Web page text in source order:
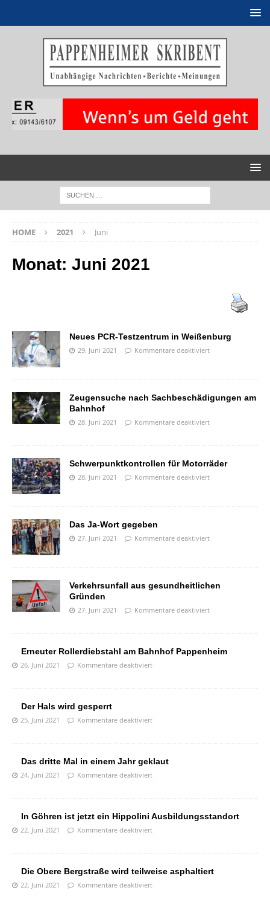
HOME 2021 Juni
Monat: Juni 2021
Neues PCR-Testzentrum in Weißenburg
29. Juni 2021 Kommentare deaktiviert
Zeugensuche nach Sachbeschädigungen am
Bahnhof
28. Juni 2021 Kommentare deaktiviert
Schwerpunktkontrollen für Motorräder
28. Juni 2021 Kommentare deaktiviert
Das Ja-Wort gegeben
27. Juni 2021 Kommentare deaktiviert
Verkehrsunfall aus gesundheitlichen
Gründen
27. Juni 2021 Kommentare deaktiviert
Erneuter Rollerdiebstahl am Bahnhof Pappenheim
26. Juni 2021 Kommentare deaktiviert
Der Hals wird gesperrt
25. Juni 2021 Kommentare deaktiviert
Das dritte Mal in einem Jahr geklaut
24. Juni 2021 Kommentare deaktiviert
In Göhren ist jetzt ein Hippolini Ausbildungsstandort
22. Juni 2021 Kommentare deaktiviert
Die Obere Bergstraße wird teilweise asphaltiert
22. Juni 2021 Kommentare deaktiviert